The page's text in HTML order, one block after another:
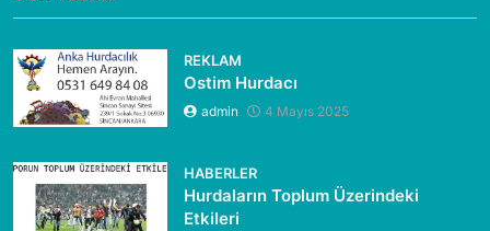
REKLAM
Ostim Hurdacı
admin 4 Mayıs 2025
HABERLER
Hurdaların Toplum Üzerindeki
Etkileri